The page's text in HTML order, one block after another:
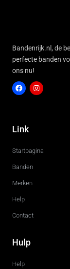
Bandenrijk.nl, de
perfecte banden
ons nu!
c
e
o
g
r
Link
Startpagina
Banden
Merken
Help
Contact
Hulp
Help